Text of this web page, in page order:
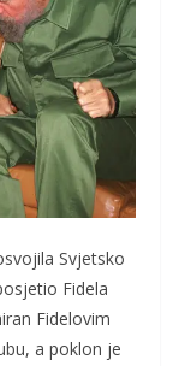
Svjetsko
Fidela
Fidelovim
a poklon je